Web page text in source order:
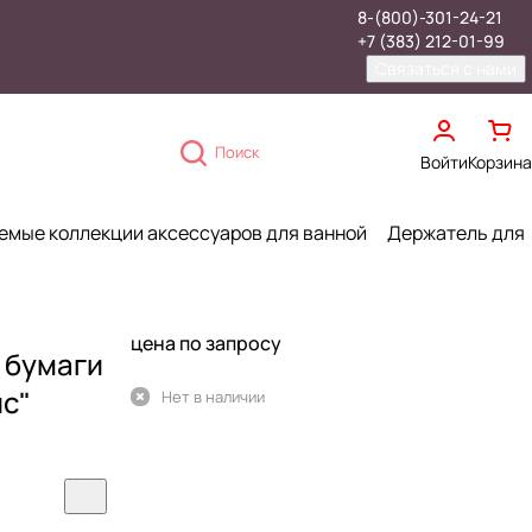
8-(800)-301-24-21
+7 (383) 212-01-99
Поиск ВойтиКорзина
коллекции аксессуаров для ванной
Держатель для
цена по запросу
Нет в наличии